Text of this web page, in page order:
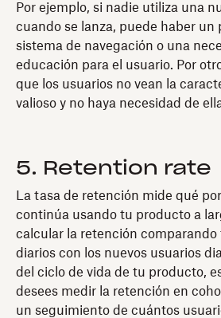
Por ejemplo, si nadie utiliza una
cuando se lanza, puede haber un
sistema de navegación o una
educación para el usuario. Por
que los usuarios no vean la
valioso y no haya necesidad de
5. Retention rate
La tasa de retención mide qué
continúa usando tu producto a
calcular la retención comparando
diarios con los nuevos usuarios
del ciclo de vida de tu producto,
desees medir la retención en
un seguimiento de cuántos